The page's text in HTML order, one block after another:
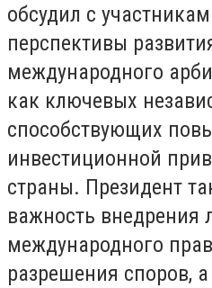
обсудил с
перспективы
международного
как ключевых
способствующих
инвестиционной
страны. Президент
важность внедрения
международного
разрешения споров,